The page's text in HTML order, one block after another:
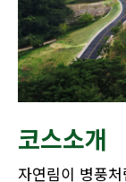
코스소개
자연림이 병풍